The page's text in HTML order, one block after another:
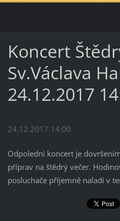
Koncert
Sv.Václava
24.12.2017
24.12.2017 14:00
Odpolední koncert je
příprav na štědrý večer.
posluchače příjemně naladí v